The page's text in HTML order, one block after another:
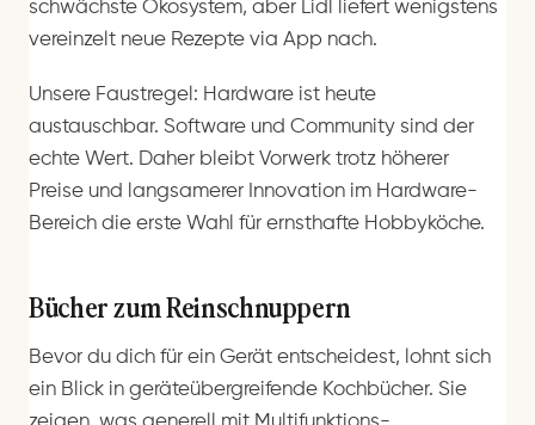
schwächste Ökosystem, aber Lidl liefert wenigstens
vereinzelt neue Rezepte via App nach.
Unsere Faustregel: Hardware ist heute
austauschbar. Software und Community sind der
echte Wert. Daher bleibt Vorwerk trotz höherer
Preise und langsamerer Innovation im Hardware-
Bereich die erste Wahl für ernsthafte Hobbyköche.
Bücher zum Reinschnuppern
Bevor du dich für ein Gerät entscheidest, lohnt sich
ein Blick in geräteübergreifende Kochbücher. Sie